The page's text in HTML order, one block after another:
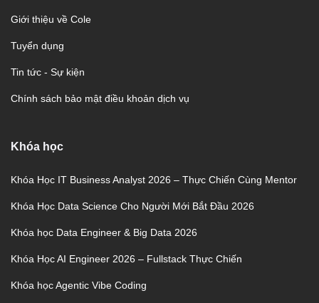
Giới thiệu về Cole
Tuyển dụng
Tin tức - Sự kiện
Chính sách bảo mật điều khoản dịch vụ
Khóa học
Khóa Học IT Business Analyst 2026 – Thực Chiến Cùng Mentor
Khóa Học Data Science Cho Người Mới Bắt Đầu 2026
Khóa học Data Engineer & Big Data 2026
Khóa Học AI Engineer 2026 – Fullstack Thực Chiến
Khóa học Agentic Vibe Coding